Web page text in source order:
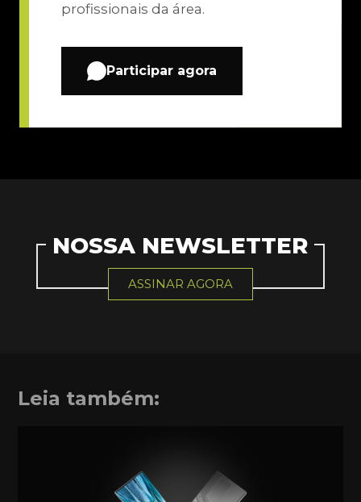
profissionais da área.
Participar agora
NOSSA NEWSLETTER
ASSINAR AGORA
Leia também: